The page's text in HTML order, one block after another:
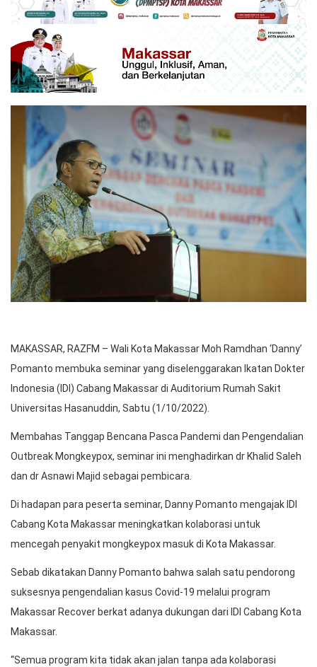
MAKASSAR, RAZFM – Wali Kota Makassar Moh Ramdhan ‘Danny’
Pomanto membuka seminar yang diselenggarakan Ikatan Dokter
Indonesia (IDI) Cabang Makassar di Auditorium Rumah Sakit
Universitas Hasanuddin, Sabtu (1/10/2022).
Membahas Tanggap Bencana Pasca Pandemi dan Pengendalian
Outbreak Mongkeypox, seminar ini menghadirkan dr Khalid Saleh
dan dr Asnawi Majid sebagai pembicara.
Di hadapan para peserta seminar, Danny Pomanto mengajak IDI
Cabang Kota Makassar meningkatkan kolaborasi untuk
mencegah penyakit mongkeypox masuk di Kota Makassar.
Sebab dikatakan Danny Pomanto bahwa salah satu pendorong
suksesnya pengendalian kasus Covid-19 melalui program
Makassar Recover berkat adanya dukungan dari IDI Cabang Kota
Makassar.
“Semua program kita tidak akan jalan tanpa ada kolaborasi